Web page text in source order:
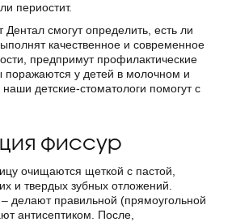
периостит.
Дентал смогут определить, есть ли
качественное и современное
предпримут профилактические
поражаются у детей в молочном и
детские-стоматологи помогут с
фиссур
очищаются щеткой с пастой,
и твердых зубных отложений.
делают правильной (прямоугольной
антисептиком. После,